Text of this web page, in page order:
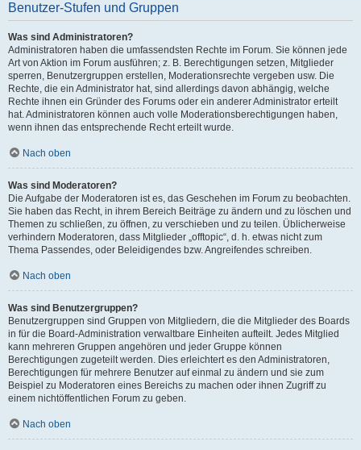
Benutzer-Stufen und Gruppen
Was sind Administratoren?
Administratoren haben die umfassendsten Rechte im Forum. Sie können jede
Art von Aktion im Forum ausführen; z. B. Berechtigungen setzen, Mitglieder
sperren, Benutzergruppen erstellen, Moderationsrechte vergeben usw. Die
Rechte, die ein Administrator hat, sind allerdings davon abhängig, welche
Rechte ihnen ein Gründer des Forums oder ein anderer Administrator erteilt
hat. Administratoren können auch volle Moderationsberechtigungen haben,
wenn ihnen das entsprechende Recht erteilt wurde.
Nach oben
Was sind Moderatoren?
Die Aufgabe der Moderatoren ist es, das Geschehen im Forum zu beobachten.
Sie haben das Recht, in ihrem Bereich Beiträge zu ändern und zu löschen und
Themen zu schließen, zu öffnen, zu verschieben und zu teilen. Üblicherweise
verhindern Moderatoren, dass Mitglieder „offtopic“, d. h. etwas nicht zum
Thema Passendes, oder Beleidigendes bzw. Angreifendes schreiben.
Nach oben
Was sind Benutzergruppen?
Benutzergruppen sind Gruppen von Mitgliedern, die die Mitglieder des Boards
in für die Board-Administration verwaltbare Einheiten aufteilt. Jedes Mitglied
kann mehreren Gruppen angehören und jeder Gruppe können
Berechtigungen zugeteilt werden. Dies erleichtert es den Administratoren,
Berechtigungen für mehrere Benutzer auf einmal zu ändern und sie zum
Beispiel zu Moderatoren eines Bereichs zu machen oder ihnen Zugriff zu
einem nichtöffentlichen Forum zu geben.
Nach oben